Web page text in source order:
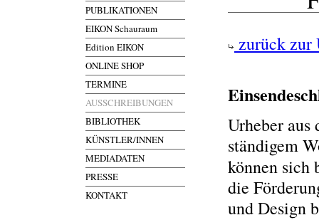
PUBLIKATIONEN
EIKON Schauraum
Edition EIKON
ONLINE SHOP
TERMINE
AUSSCHREIBUNGEN
BIBLIOTHEK
KÜNSTLER/INNEN
MEDIADATEN
PRESSE
KONTAKT
zurück zur
Urheber
ständigem
können
die
und Design